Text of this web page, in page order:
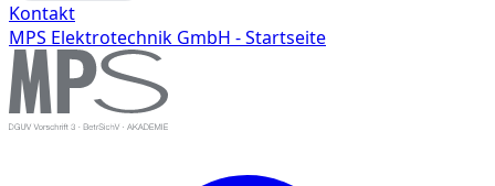
Kontakt
MPS Elektrotechnik GmbH - Startseite